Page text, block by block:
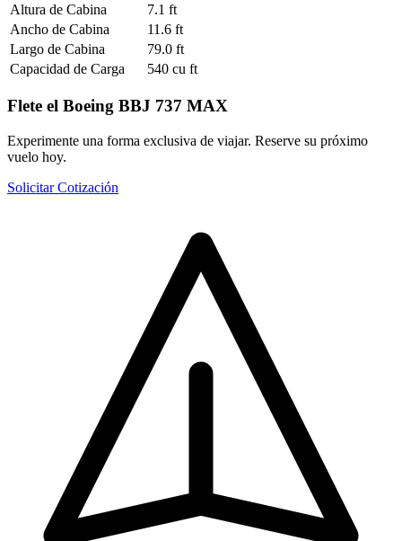
Altura de Cabina
7.1 ft
Ancho de Cabina
11.6 ft
Largo de Cabina
79.0 ft
Capacidad de Carga
540 cu ft
Flete el Boeing BBJ 737 MAX
Experimente una forma exclusiva de viajar. Reserve su próximo
vuelo hoy.
Solicitar Cotización